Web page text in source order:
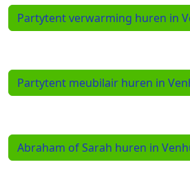
Partytent verwarming huren in
Partytent meubilair huren in
Abraham of Sarah huren in